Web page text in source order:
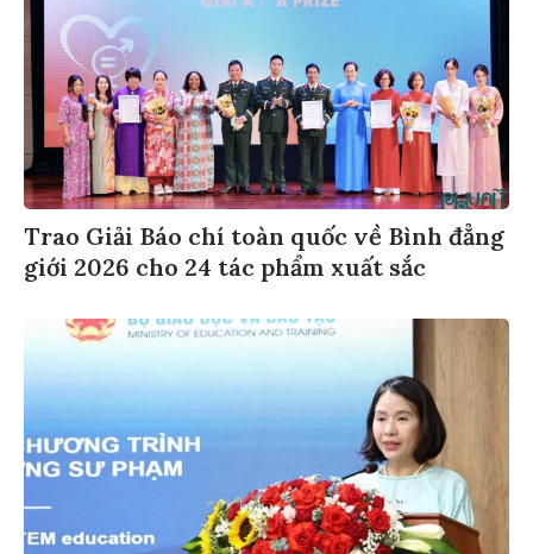
Trao Giải Báo chí toàn quốc về Bình đẳng
giới 2026 cho 24 tác phẩm xuất sắc